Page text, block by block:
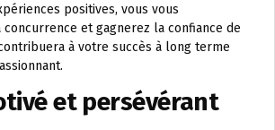
positives, vous vous
et gagnerez la confiance de
à votre succès à long terme
et persévérant